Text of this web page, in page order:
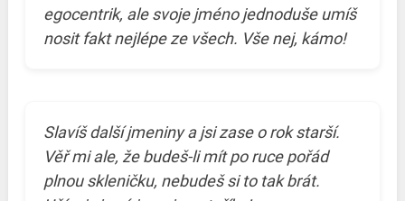
egocentrik, ale svoje jméno jednoduše umíš
nosit fakt nejlépe ze všech. Vše nej, kámo!
Slavíš další jmeniny a jsi zase o rok starší.
Věř mi ale, že budeš-li mít po ruce pořád
plnou skleničku, nebudeš si to tak brát.